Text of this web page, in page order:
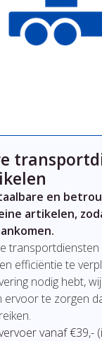
en
artikelen,
efficiëntie te
nodig hebt,
ervoor te zorgen
vanaf €39,-